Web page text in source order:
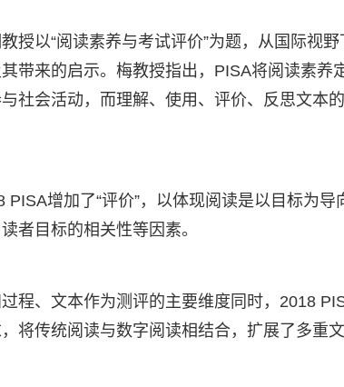
授以“阅读素养与考试评价”为题，从国际视
带来的启示。梅教授指出，PISA将阅读素养
社会活动，而理解、使用、评价、反思文本
PISA增加了“评价”，以体现阅读是以目标为
者目标的相关性等因素。
程、文本作为测评的主要维度同时，2018
将传统阅读与数字阅读相结合，扩展了多重文